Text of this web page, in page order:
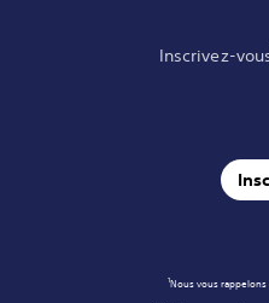
Inscrivez-
1Nous vous